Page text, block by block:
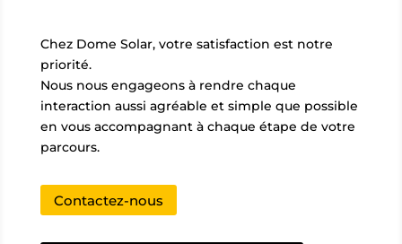
Chez Dome Solar, votre satisfaction est notre
priorité.
Nous nous engageons à rendre chaque
interaction aussi agréable et simple que possible
en vous accompagnant à chaque étape de votre
parcours.
Contactez-nous